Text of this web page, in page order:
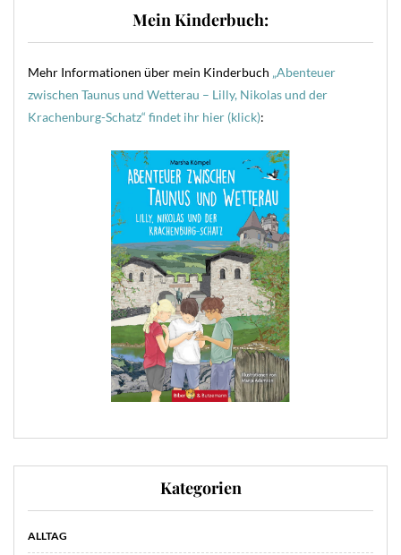
Mein Kinderbuch:
Mehr Informationen über mein Kinderbuch „Abenteuer
zwischen Taunus und Wetterau – Lilly, Nikolas und der
Krachenburg-Schatz“ findet ihr hier (klick):
Kategorien
ALLTAG